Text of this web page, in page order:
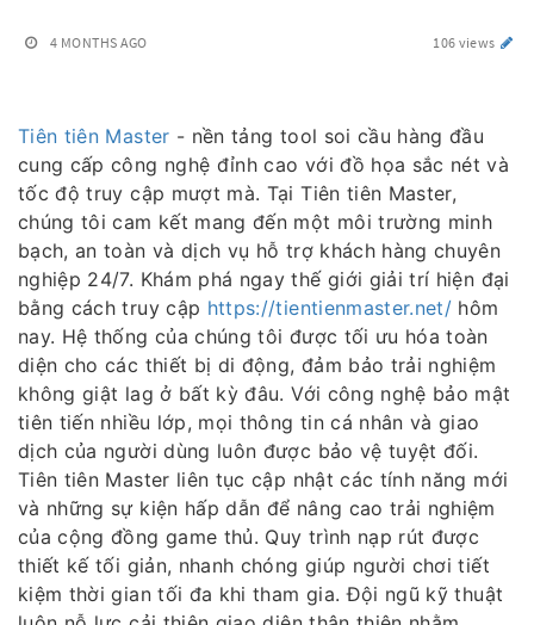
4 MONTHS AGO 106 views
Tiên tiên Master - nền tảng tool soi cầu hàng đầu
cung cấp công nghệ đỉnh cao với đồ họa sắc nét và
tốc độ truy cập mượt mà. Tại Tiên tiên Master,
chúng tôi cam kết mang đến một môi trường minh
bạch, an toàn và dịch vụ hỗ trợ khách hàng chuyên
nghiệp 24/7. Khám phá ngay thế giới giải trí hiện đại
bằng cách truy cập https://tientienmaster.net/ hôm
nay. Hệ thống của chúng tôi được tối ưu hóa toàn
diện cho các thiết bị di động, đảm bảo trải nghiệm
không giật lag ở bất kỳ đâu. Với công nghệ bảo mật
tiên tiến nhiều lớp, mọi thông tin cá nhân và giao
dịch của người dùng luôn được bảo vệ tuyệt đối.
Tiên tiên Master liên tục cập nhật các tính năng mới
và những sự kiện hấp dẫn để nâng cao trải nghiệm
của cộng đồng game thủ. Quy trình nạp rút được
thiết kế tối giản, nhanh chóng giúp người chơi tiết
kiệm thời gian tối đa khi tham gia. Đội ngũ kỹ thuật